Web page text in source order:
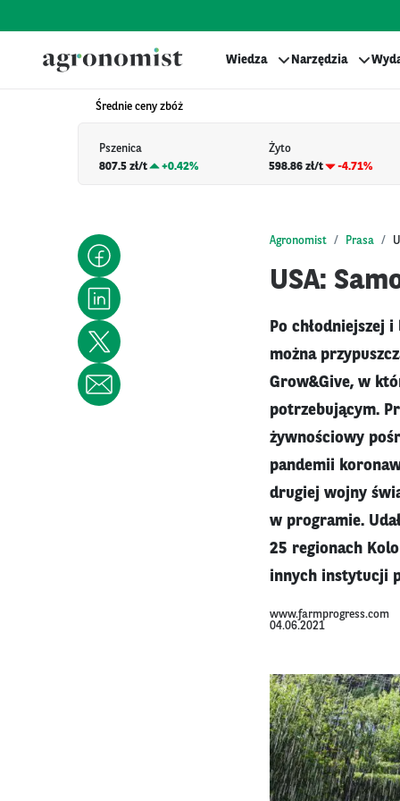
Wiedza Narzędzia
Średnie ceny zbóż
Pszenica
807.5 zł/t
+0.42%
Żyto
598.86 zł/t
-4.71%
Agronomist Prasa
USA:
Po
można
Grow&Give, w
potrzebującym.
żywnościowy
pandemii
drugiej wojny
w programie.
25 regionach
innych instytucji
www.farmprogress.com
04.06.2021